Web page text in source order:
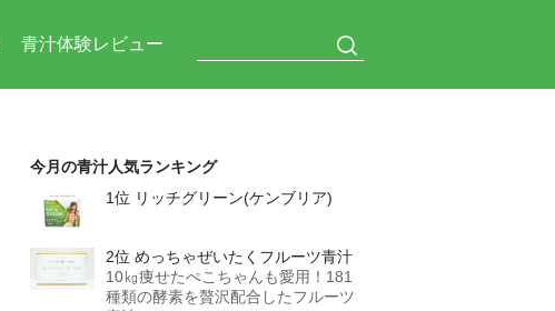
青汁体験レビュー
今月の青汁人気ランキング
1位 リッチグリーン(ケンブリア)
2位 めっちゃぜいたくフルーツ青汁
10㎏痩せたぺこちゃんも愛用！181
種類の酵素を贅沢配合したフルーツ